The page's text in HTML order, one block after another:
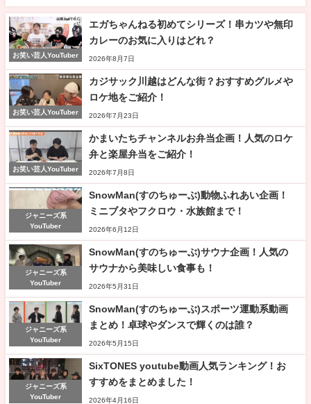
お笑い芸人YouTuber
エガちゃんねる初めてシリーズ！串カツや無印
カレーのお気に入りはどれ？
2026年8月7日
お笑い芸人YouTuber
カジサック川越はどんな街？おすすめグルメや
ロケ地をご紹介！
2026年7月23日
お笑い芸人YouTuber
かまいたちチャンネルお弁当企画！人気のロケ
弁と楽屋弁当をご紹介！
2026年7月8日
ジャニーズ系
YouTuber
SnowMan(すのちゅーぶ)動物ふれあい企画！
ミニブタやフクロウ・水族館まで！
2026年6月12日
ジャニーズ系
YouTuber
SnowMan(すのちゅーぶ)サウナ企画！人気の
サウナから美味しい食事も！
2026年5月31日
ジャニーズ系
YouTuber
SnowMan(すのちゅーぶ)スポーツ運動系動画
まとめ！卓球やダンスで輝くのは誰？
2026年5月15日
ジャニーズ系
YouTuber
SixTONES youtube動画人気ランキング！お
すすめをまとめました！
2026年4月16日